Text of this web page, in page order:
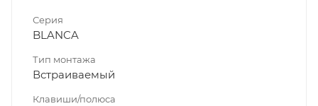
Серия
BLANCA
Тип монтажа
Встраиваемый
Клавиши/полюса